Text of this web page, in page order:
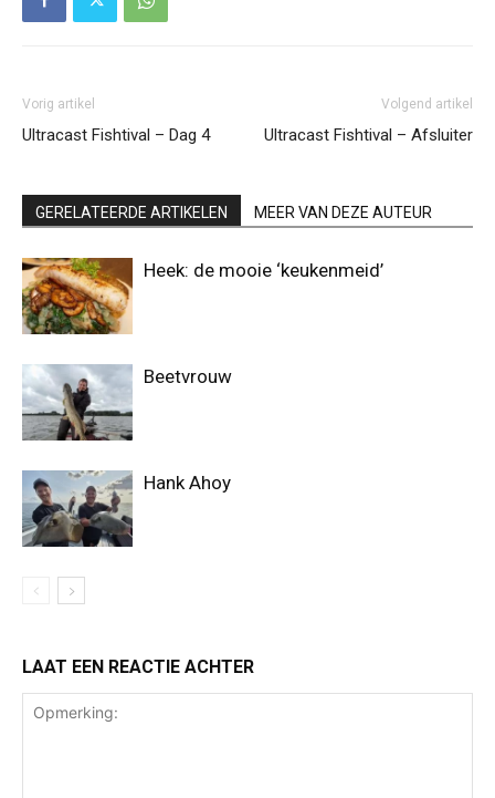
Vorig artikel
Ultracast Fishtival – Dag 4
Volgend artikel
Ultracast Fishtival – Afsluiter
GERELATEERDE ARTIKELEN MEER VAN DEZE AUTEUR
Heek: de mooie ‘keukenmeid’
Beetvrouw
Hank Ahoy
LAAT EEN REACTIE ACHTER